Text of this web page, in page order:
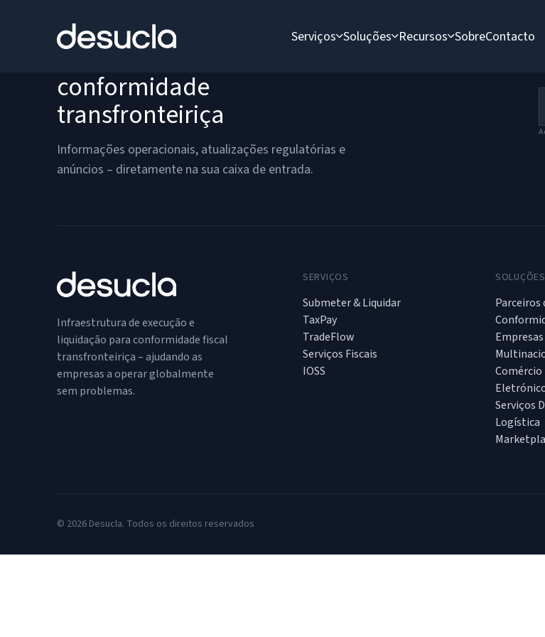
Serviços Soluções Recursos SobreContacto
Mantenha-se à frente da
conformidade
transfronteiriça
Informações operacionais, atualizações regulatórias e
anúncios – diretamente na sua caixa de entrada.
Infraestrutura de execução e
liquidação para conformidade fiscal
transfronteiriça – ajudando as
empresas a operar globalmente
sem problemas.
SERVIÇOS
Submeter & Liquidar
TaxPay
TradeFlow
Serviços Fiscais
IOSS
SOLUÇÕES
Parceiros
Empresas
Comércio
Serviços
Logística
© 2026 Desucla. Todos os direitos reservados